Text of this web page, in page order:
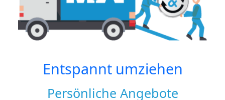
Entspannt umziehen
Persönliche Angebote